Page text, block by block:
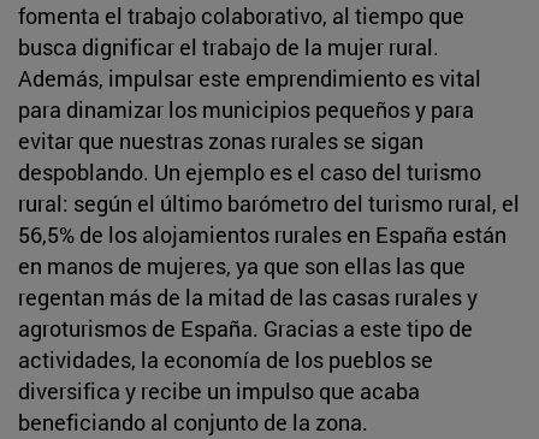
fomenta el trabajo colaborativo, al tiempo que
busca dignificar el trabajo de la mujer rural.
Además, impulsar este emprendimiento es vital
para dinamizar los municipios pequeños y para
evitar que nuestras zonas rurales se sigan
despoblando. Un ejemplo es el caso del turismo
rural: según el último barómetro del turismo rural, el
56,5% de los alojamientos rurales en España están
en manos de mujeres, ya que son ellas las que
regentan más de la mitad de las casas rurales y
agroturismos de España. Gracias a este tipo de
actividades, la economía de los pueblos se
diversifica y recibe un impulso que acaba
beneficiando al conjunto de la zona.